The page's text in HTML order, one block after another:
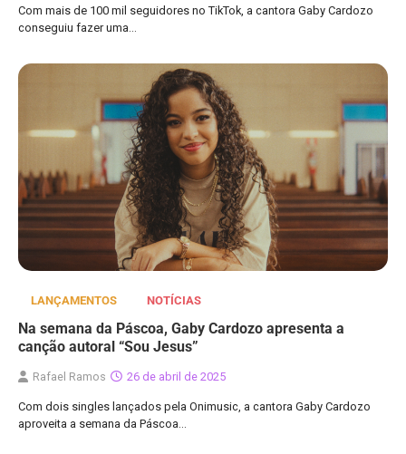
Com mais de 100 mil seguidores no TikTok, a cantora Gaby Cardozo
conseguiu fazer uma…
LANÇAMENTOS NOTÍCIAS
Na semana da Páscoa, Gaby Cardozo apresenta a
canção autoral “Sou Jesus”
Rafael Ramos 26 de abril de 2025
Com dois singles lançados pela Onimusic, a cantora Gaby Cardozo
aproveita a semana da Páscoa…